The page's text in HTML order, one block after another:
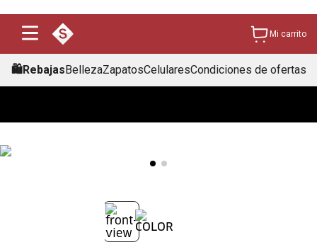
Mi carrito
🛍️RebajasBellezaZapatosCelularesCondiciones de ofertas